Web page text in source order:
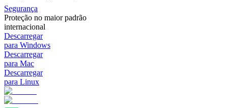
Segurança
Proteção no maior padrão
internacional
Descarregar
para Windows
Descarregar
para Mac
Descarregar
para Linux